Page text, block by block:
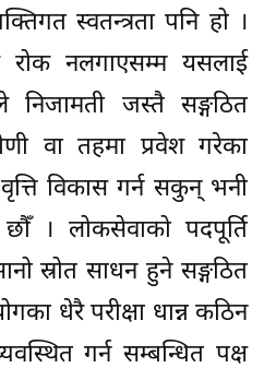
स्वतन्त्रता पनि हो ।
नलगाएसम्म यसलाई
जस्तै सङ्गठित
वा तहमा प्रवेश गरेका
वृत्ति विकास गर्न सकुन् भनी
। लोकसेवाको पदपूर्ति
स्रोत साधन हुने सङ्गठित
धेरै परीक्षा धान्न कठिन
गर्न सम्बन्धित पक्ष